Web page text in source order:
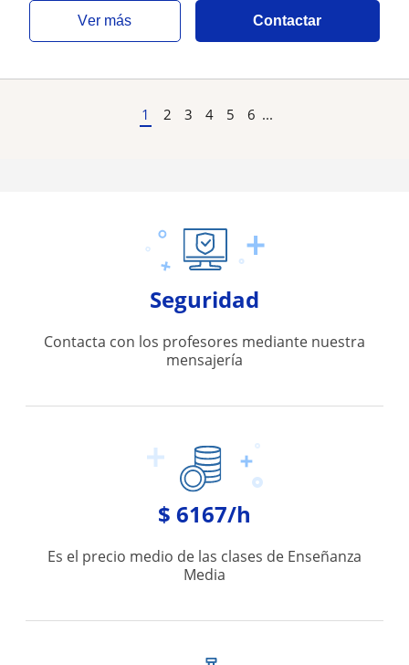
ver más Contactar
1 2 3 4 5 6 ...
Seguridad
Contacta con los profesores mediante nuestra
mensajería
$ 6167/h
Es el precio medio de las clases de Enseñanza
Media